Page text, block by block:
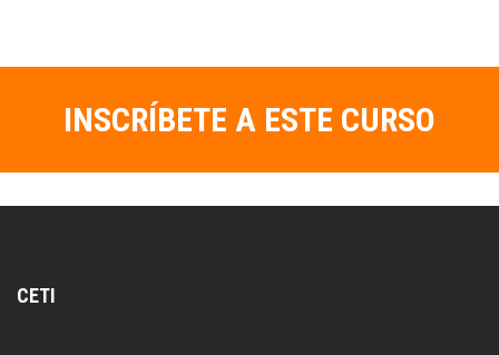
INSCRÍBETE A ESTE CURSO
CETI